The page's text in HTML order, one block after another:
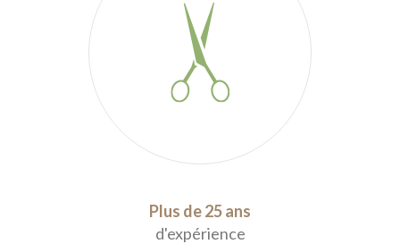
Plus de 25 ans
d'expérience